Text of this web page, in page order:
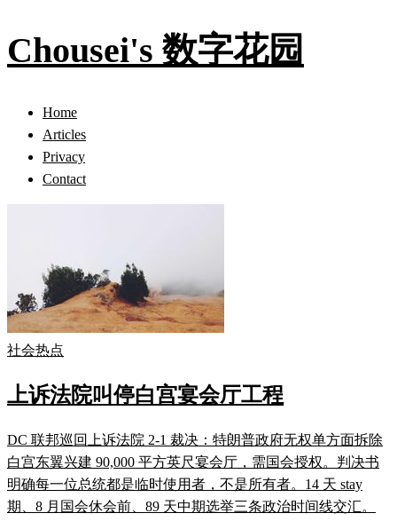
Chousei's 数字花园
Home
Articles
Privacy
Contact
社会热点
上诉法院叫停白宫宴会厅工程
DC 联邦巡回上诉法院 2-1 裁决：特朗普政府无权单方面拆除
白宫东翼兴建 90,000 平方英尺宴会厅，需国会授权。判决书
明确每一位总统都是临时使用者，不是所有者。14 天 stay
期、8 月国会休会前、89 天中期选举三条政治时间线交汇。